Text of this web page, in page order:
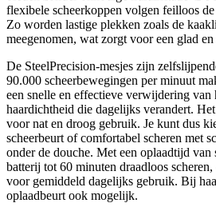
flexibele scheerkoppen volgen feilloos
Zo worden lastige plekken zoals de
meegenomen, wat zorgt voor een glad en
De SteelPrecision-mesjes zijn
90.000 scheerbewegingen per minuut
een snelle en effectieve verwijdering van
haardichtheid die dagelijks verandert.
voor nat en droog gebruik. Je kunt dus
scheerbeurt of comfortabel scheren met
onder de douche. Met een oplaadtijd van
batterij tot 60 minuten draadloos
voor gemiddeld dagelijks gebruik. Bij
oplaadbeurt ook mogelijk.